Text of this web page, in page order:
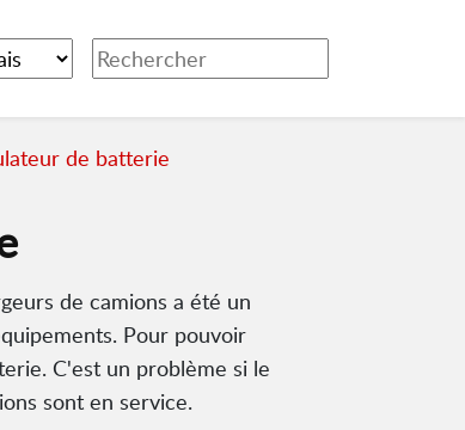
de batterie
de camions a été un
Pour pouvoir
C'est un problème si le
sont en service.